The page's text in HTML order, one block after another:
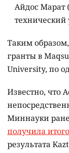
Айдос Марат
технический
Таким
гранты в
University, по
Известно, что
Миннауки
получила
результата